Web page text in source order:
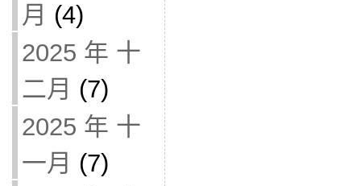
月 (4)
2025 年 十
二月 (7)
2025 年 十
一月 (7)